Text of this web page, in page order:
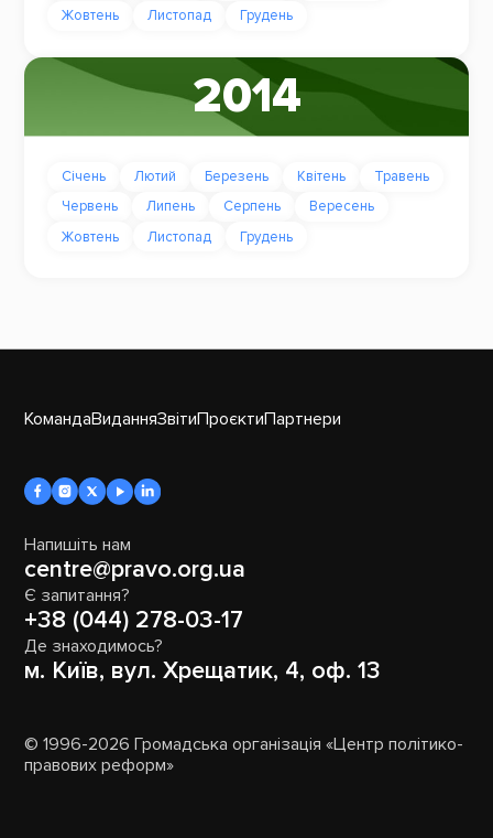
Жовтень
Листопад Грудень
2014
Січень Лютий Березень Квітень
Травень
Червень
Липень Серпень
Вересень
Жовтень
Листопад Грудень
КомандаВиданняЗвітиПроєктиПартнери
Напишіть нам
centre@pravo.org.ua
Є запитання?
+38 (044) 278-03-17
Де знаходимось?
м. Київ, вул. Хрещатик, 4, оф. 13
© 1996-2026 Громадська організація «Центр політико-
правових реформ»